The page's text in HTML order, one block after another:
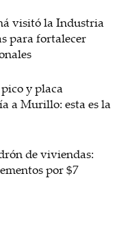
visitó la Industria
para fortalecer
y placa
a Murillo: esta es la
de viviendas:
por $7